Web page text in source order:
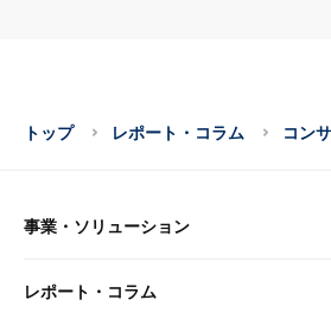
トップ レポート・コラム コン
事業・ソリューション
事業・ソリューション トップ
レポート・コラム